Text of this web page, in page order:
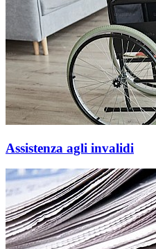
Assistenza agli invalidi